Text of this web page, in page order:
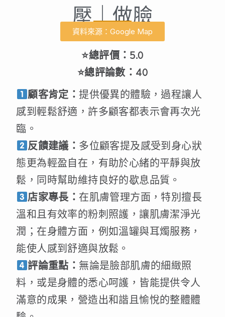
壓｜做臉
資料來源：Google Map
⭐總評價：5.0
⭐總評論數：40
顧客肯定：提供優異的體驗，過程讓人
感到輕鬆舒適，許多顧客都表示會再次光
臨。
反饋建議： 多位顧客提及感受到身心狀
態更為輕盈自在，有助於心緒的平靜與放
鬆，同時幫助維持良好的歇息品質。
店家專長： 在肌膚管理方面，特別擅長
溫和且有效率的粉刺照護，讓肌膚潔淨光
潤；在身體方面，例如溫罐與耳燭服務，
能使人感到舒適與放鬆。
評論重點： 無論是臉部肌膚的細緻照
料，或是身體的悉心呵護，皆能提供令人
滿意的成果，營造出和諧且愉悅的整體體